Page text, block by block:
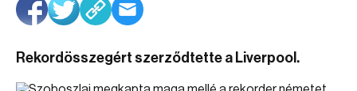
Rekordösszegért szerződtette a Liverpool.